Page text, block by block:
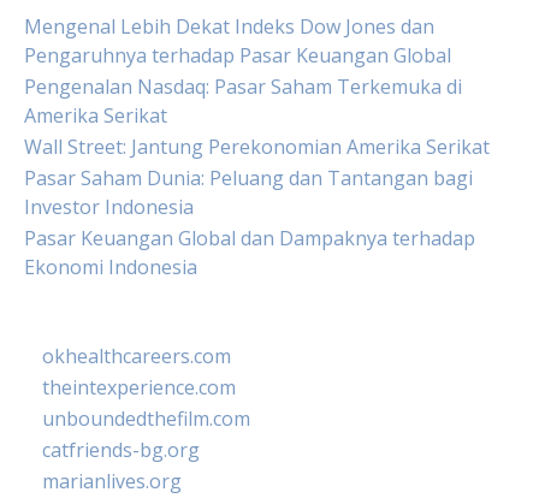
Mengenal Lebih Dekat Indeks Dow Jones dan
Pengaruhnya terhadap Pasar Keuangan Global
Pengenalan Nasdaq: Pasar Saham Terkemuka di
Amerika Serikat
Wall Street: Jantung Perekonomian Amerika Serikat
Pasar Saham Dunia: Peluang dan Tantangan bagi
Investor Indonesia
Pasar Keuangan Global dan Dampaknya terhadap
Ekonomi Indonesia
okhealthcareers.com
theintexperience.com
unboundedthefilm.com
catfriends-bg.org
marianlives.org